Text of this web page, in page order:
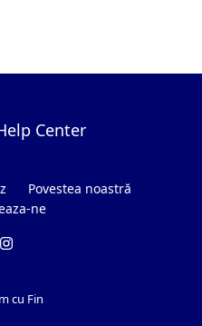
Center
Povestea noastră
ne
cu Fin